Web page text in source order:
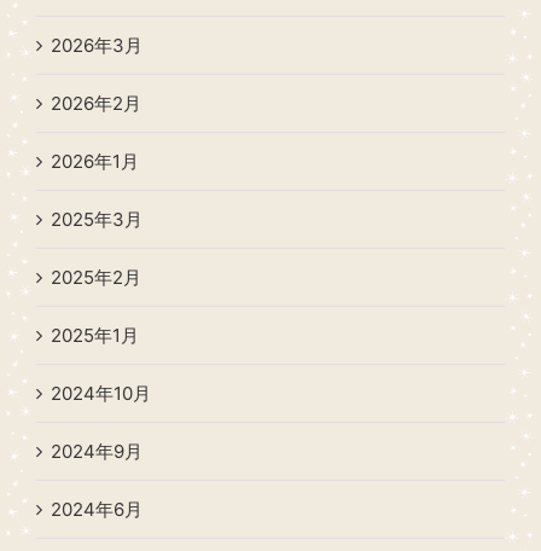
2026年3月
2026年2月
2026年1月
2025年3月
2025年2月
2025年1月
2024年10月
2024年9月
2024年6月